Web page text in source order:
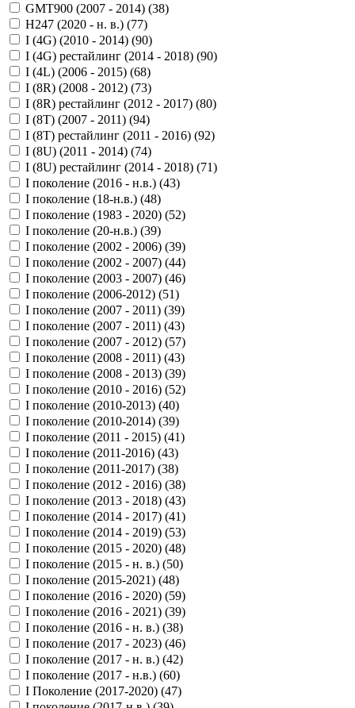
GMT900 (2007 - 2014) (38)
H247 (2020 - н. в.) (77)
I (4G) (2010 - 2014) (90)
I (4G) рестайлинг (2014 - 2018) (90)
I (4L) (2006 - 2015) (68)
I (8R) (2008 - 2012) (73)
I (8R) рестайлинг (2012 - 2017) (80)
I (8T) (2007 - 2011) (94)
I (8T) рестайлинг (2011 - 2016) (92)
I (8U) (2011 - 2014) (74)
I (8U) рестайлинг (2014 - 2018) (71)
I поколение (2016 - н.в.) (43)
I поколение (18-н.в.) (48)
I поколение (1983 - 2020) (52)
I поколение (20-н.в.) (39)
I поколение (2002 - 2006) (39)
I поколение (2002 - 2007) (44)
I поколение (2003 - 2007) (46)
I поколение (2006-2012) (51)
I поколение (2007 - 2011) (39)
I поколение (2007 - 2011) (43)
I поколение (2007 - 2012) (57)
I поколение (2008 - 2011) (43)
I поколение (2008 - 2013) (39)
I поколение (2010 - 2016) (52)
I поколение (2010-2013) (40)
I поколение (2010-2014) (39)
I поколение (2011 - 2015) (41)
I поколение (2011-2016) (43)
I поколение (2011-2017) (38)
I поколение (2012 - 2016) (38)
I поколение (2013 - 2018) (43)
I поколение (2014 - 2017) (41)
I поколение (2014 - 2019) (53)
I поколение (2015 - 2020) (48)
I поколение (2015 - н. в.) (50)
I поколение (2015-2021) (48)
I поколение (2016 - 2020) (59)
I поколение (2016 - 2021) (39)
I поколение (2016 - н. в.) (38)
I поколение (2017 - 2023) (46)
I поколение (2017 - н. в.) (42)
I поколение (2017 - н.в.) (60)
I Поколение (2017-2020) (47)